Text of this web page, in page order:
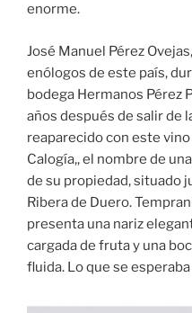
enorme.
José Manuel Pérez
enólogos de este país,
bodega Hermanos Pérez
años después de salir de
reaparecido con este
Calogía,, el nombre de
de su propiedad, situado
Ribera de Duero.
presenta una nariz
cargada de fruta y una
fluida. Lo que se